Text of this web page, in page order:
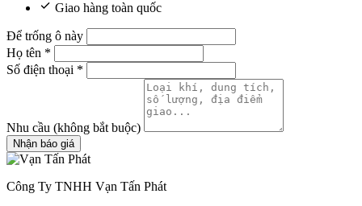
Giao hàng toàn quốc
Để trống ô này
Họ tên *
Số điện thoại *
Nhu cầu (không bắt buộc)
Nhận báo giá
Công Ty TNHH Vạn Tấn Phát